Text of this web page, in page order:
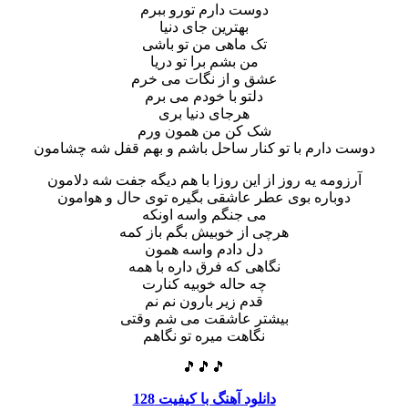
دوست دارم تورو ببرم
بهترین جای دنیا
تک ماهی من تو باشی
من بشم برا تو دریا
عشق و از نگات می خرم
دلتو با خودم می برم
هرجای دنیا بری
شک کن من همون ورم
دوست دارم با تو کنار ساحل باشم و بهم قفل شه چشامون
آرزومه یه روز از این روزا با هم دیگه جفت شه دلامون
دوباره بوی عطر عاشقی بگیره توی حال و هوامون
می جنگم واسه اونکه
هرچی از خوبیش بگم باز کمه
دل دادم واسه همون
نگاهی که فرق داره با همه
چه حاله خوبیه کنارت
قدم زیر بارون نم نم
بیشتر عاشقت می شم وقتی
نگاهت میره تو نگاهم
🎵🎵🎵
دانلود آهنگ با کیفیت 128